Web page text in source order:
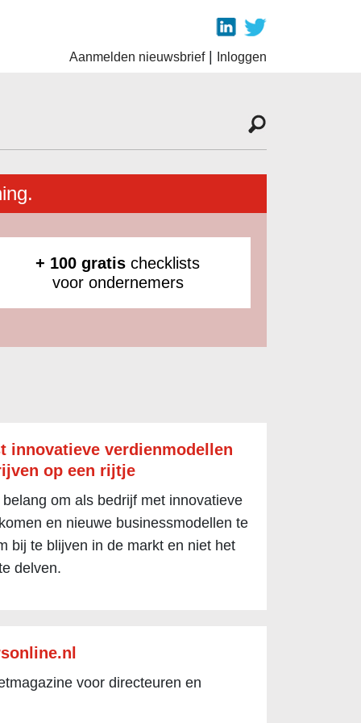
Aanmelden nieuwsbrief| Inloggen
+ 100 gratis checklists
voor ondernemers
innovatieve verdienmodellen
op een rijtje
om als bedrijf met innovatieve
en nieuwe businessmodellen te
bij te blijven in de markt en niet het
delven.
voor directeuren en